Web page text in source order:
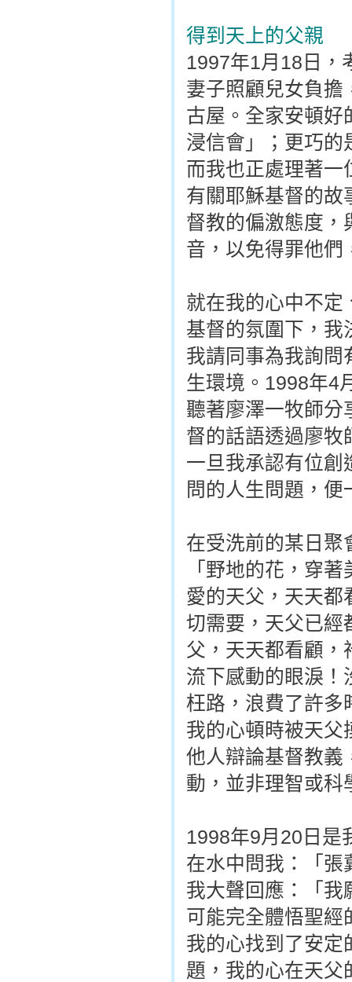
得到天上的父親
1997年1月18日，
妻子照顧兒女負擔
古屋。全家安頓好
浸信會」；更巧的
而我也正處理著一
有關耶穌基督的故
督教的偏激態度，
音，以免得罪他們
就在我的心中不定
基督的氛圍下，我
我請同事為我詢問
生環境。1998年4
聽著廖澤一牧師分
督的話語透過廖牧
一旦我承認有位創
問的人生問題，
在受洗前的某日聚
「野地的花，穿
愛的天父，天天都
切需要，天父已經
父，天天都看顧，
流下感動的眼淚！
枉路，浪費了許多
我的心頓時被天父
他人辯論基督教義
動，並非理智或科
1998年9月20日是
在水中問我：「張
我大聲回應：「我
可能完全體悟聖經
我的心找到了安定
題，我的心在天父